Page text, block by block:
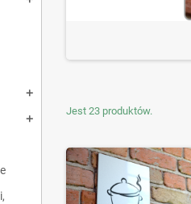
Jest 23 produktów.